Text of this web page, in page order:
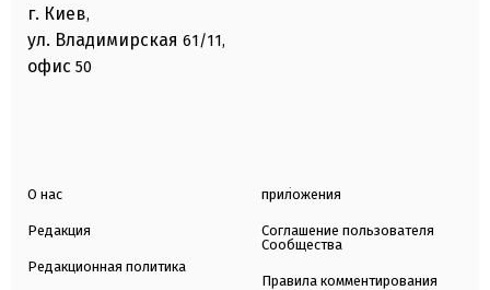
г. Киев,
ул. Владимирская 61/11,
офис 50
О нас
Редакция
Редакционная политика
приложения
Соглашение пользователя
Сообщества
Правила комментирования